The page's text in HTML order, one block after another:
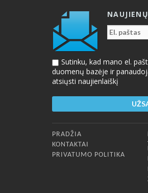
Sutinku, kad mano el.
duomenų bazėje ir
atsiųsti naujienlaiškį
Apatinis meniu
PRADŽIA
KONTAKTAI
PRIVATUMO POLITIKA